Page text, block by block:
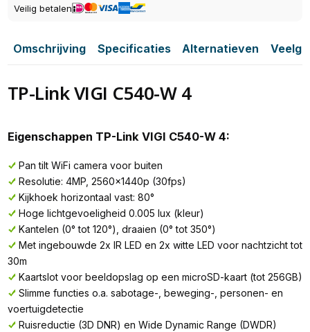
Veilig betalen
Omschrijving Specificaties Alternatieven
TP-Link VIGI C540-W 4
Eigenschappen TP-Link VIGI C540-W 4:
Pan tilt WiFi camera voor buiten
Resolutie: 4MP, 2560x1440p (30fps)
Kijkhoek horizontaal vast: 80°
Hoge lichtgevoeligheid 0.005 lux (kleur)
Kantelen (0° tot 120°), draaien (0° tot 350°)
Met ingebouwde 2x IR LED en 2x witte LED voor nachtzicht tot
30m
Kaartslot voor beeldopslag op een microSD-kaart (tot 256GB)
Slimme functies o.a. sabotage-, beweging-, personen- en
voertuigdetectie
Ruisreductie (3D DNR) en Wide Dynamic Range (DWDR)